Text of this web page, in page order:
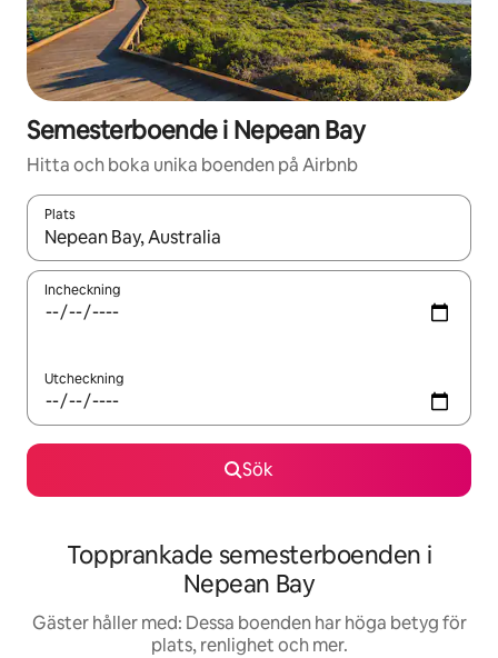
Semesterboende i Nepean Bay
Hitta och boka unika boenden på Airbnb
Plats
När resultaten är tillgängliga kan du navigera med upp- och
Incheckning
Utcheckning
Sök
Topprankade semesterboenden i
Nepean Bay
Gäster håller med: Dessa boenden har höga betyg för
plats, renlighet och mer.